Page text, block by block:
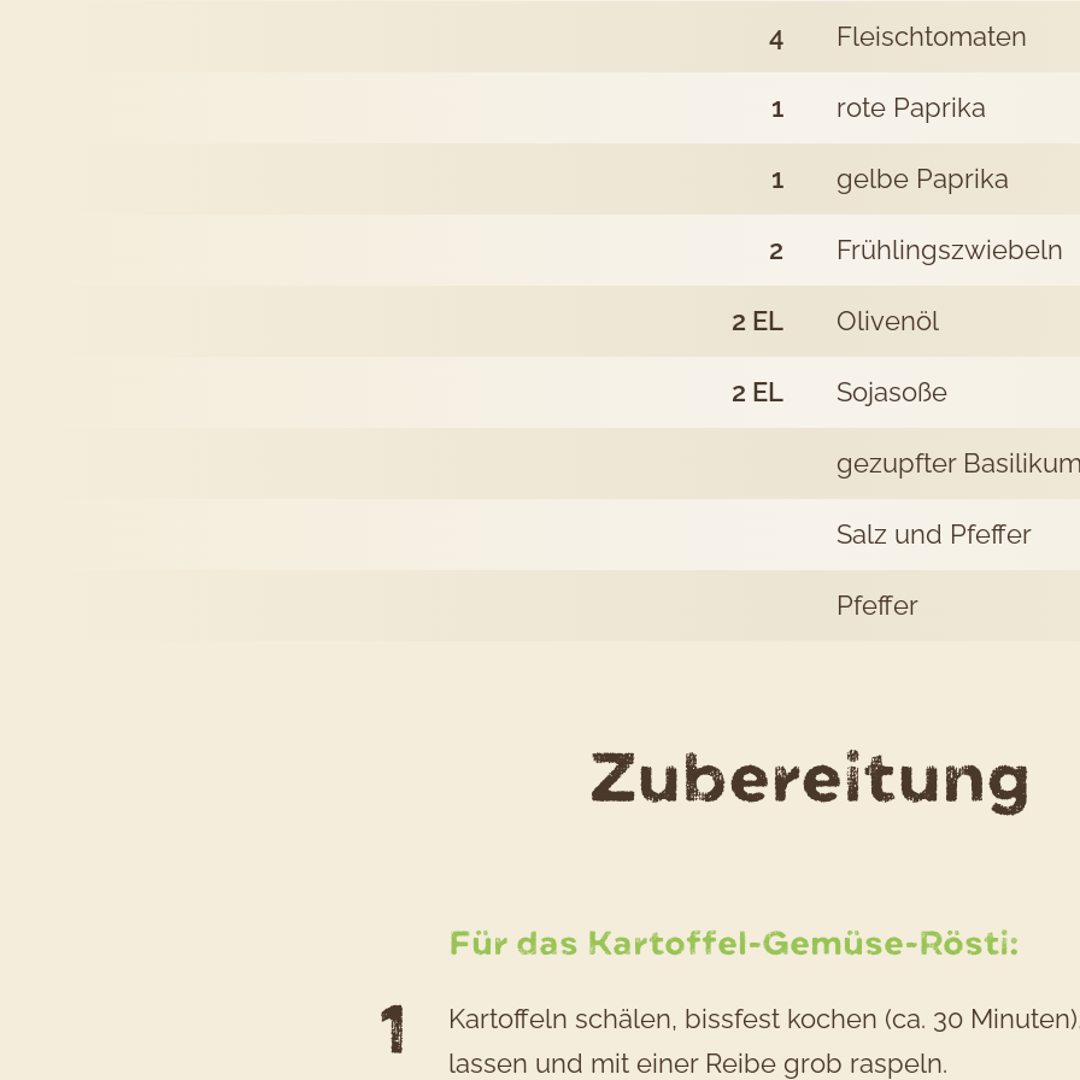
4 Fleischtomaten
1 rote Paprika
1 gelbe Paprika
2 Frühlingszwiebeln
2 EL Olivenöl
2 EL Sojasoße
gezupfter
Salz und Pfeffer
Pfeffer
Zubereitung
Für das Kartoffel-Gemüse-Rösti:
Kartoffeln schälen, bissfest kochen (ca. 30
lassen und mit einer Reibe grob raspeln.